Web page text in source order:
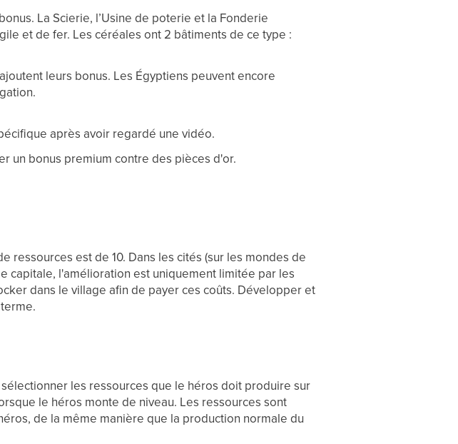
La Scierie, l’Usine de poterie et la Fonderie
et de fer. Les céréales ont 2 bâtiments de ce type :
leurs bonus. Les Égyptiens peuvent encore
après avoir regardé une vidéo.
un bonus premium contre des pièces d'or.
ressources est de 10. Dans les cités (sur les mondes de
capitale, l'amélioration est uniquement limitée par les
dans le village afin de payer ces coûts. Développer et
les ressources que le héros doit produire sur
le héros monte de niveau. Les ressources sont
de la même manière que la production normale du